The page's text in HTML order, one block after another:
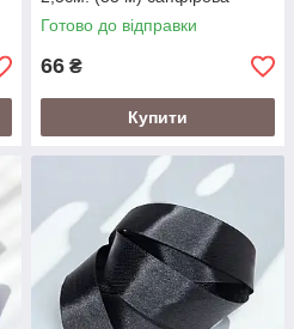
Готово до відправки
66 ₴
Купити